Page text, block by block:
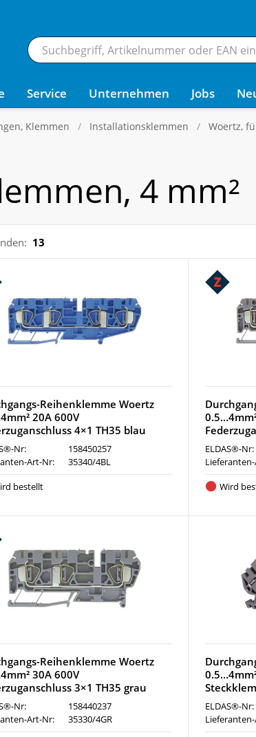
Service Unternehmen Jobs
Klemmen Installationsklemmen Woertz,
4 mm²
13
Reihenklemme Woertz
20A 600V
4×1 TH35 blau
Nr:
158450257
Art-Nr:
35340/4BL
bestellt
ELDAS®-Nr:
Wird
Reihenklemme Woertz
30A 600V
3×1 TH35 grau
Nr:
158440237
Art-Nr:
35330/4GR
ELDAS®-Nr: